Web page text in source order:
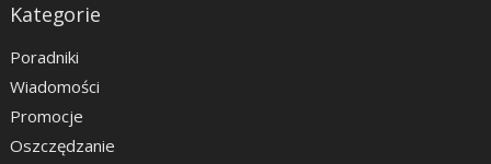
Kategorie
Poradniki
Wiadomości
Promocje
Oszczędzanie